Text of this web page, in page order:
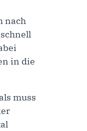
nach
in die
muss